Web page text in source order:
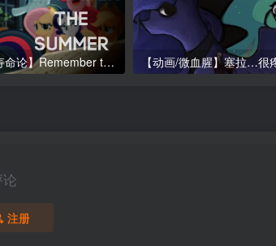
【PMV/寿命论】Remember the Summer
注册